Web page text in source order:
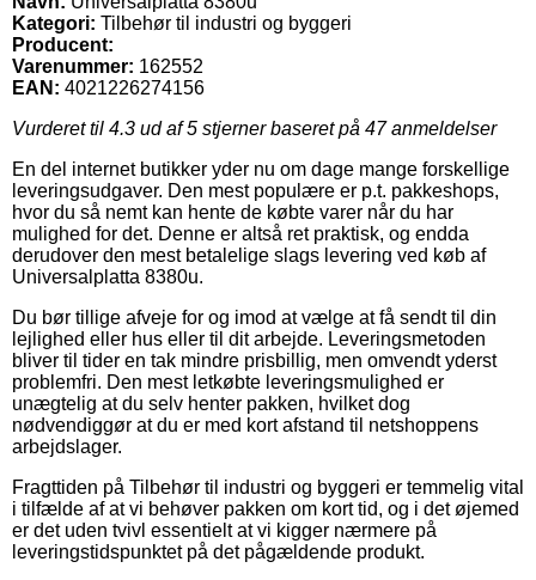
Kategori: Tilbehør til industri og byggeri
Producent:
Varenummer: 162552
EAN: 4021226274156
Vurderet til 4.3 ud af 5 stjerner baseret på 47anmeldelser
En del internet butikker yder nu om dage mange forskellige
leveringsudgaver. Den mest populære er p.t. pakkeshops,
hvor du så nemt kan hente de købte varer når du har
mulighed for det. Denne er altså ret praktisk, og endda
derudover den mest betalelige slags levering ved køb af
Universalplatta 8380u.
Du bør tillige afveje for og imod at vælge at få sendt til din
lejlighed eller hus eller til dit arbejde. Leveringsmetoden
bliver til tider en tak mindre prisbillig, men omvendt yderst
problemfri. Den mest letkøbte leveringsmulighed er
unægtelig at du selv henter pakken, hvilket dog
nødvendiggør at du er med kort afstand til netshoppens
arbejdslager.
Fragttiden på Tilbehør til industri og byggeri er temmelig vital
i tilfælde af at vi behøver pakken om kort tid, og i det øjemed
er det uden tvivl essentielt at vi kigger nærmere på
leveringstidspunktet på det pågældende produkt.